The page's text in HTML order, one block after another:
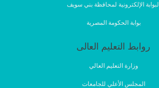
البوابة الإلكترونية لمحافظة بني سويف
بوابة الحكومة المصرية
روابط التعليم العالى
وزارة التعليم العالي
المجلس الأعلي للجامعات